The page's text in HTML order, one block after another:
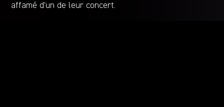
affamé d’un de leur concert.